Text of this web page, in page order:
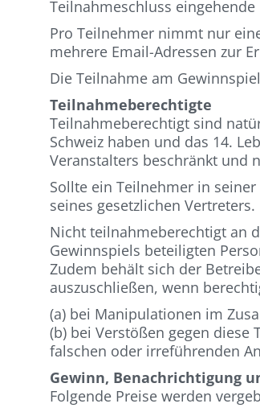
Teilnahmeschluss
Pro Teilnehmer nimmt nur
mehrere Email-Adressen zur
Die Teilnahme am
Teilnahmeberechtigte
Teilnahmeberechtigt sind
Schweiz haben und das 14.
Veranstalters beschränkt und
Sollte ein Teilnehmer in
seines gesetzlichen Vertreters.
Nicht teilnahmeberechtigt an
Gewinnspiels beteiligten
Zudem behält sich der
auszuschließen, wenn
(a) bei Manipulationen im
(b) bei Verstößen gegen
falschen oder irreführenden
Gewinn, Benachrichtigung
Folgende Preise werden